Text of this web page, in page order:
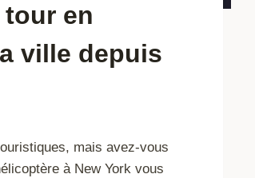
en
ville depuis
mais avez-vous
à New York vous